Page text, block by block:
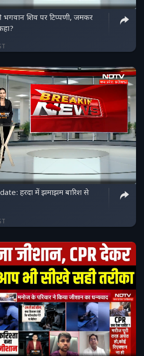
शिव पर टिप्पणी, जमकर
हरदा में झमाझम बारिश से